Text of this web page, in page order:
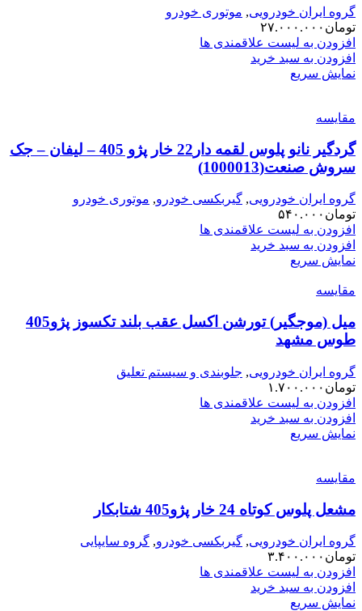
گروه ایران خودرویی, موتوری خودرو
تومان ۲۷.۰۰۰.۰۰۰
افزودن به لیست علاقمندی ها
افزودن به سبد خرید
نمایش سریع
مقایسه
گردگیر نانو پلوس لقمه دار22 خار پژو 405 – لیفان – جک
سروش صنعت(1000013)
گروه ایران خودرویی, گیربکسی خودرو, موتوری خودرو
تومان ۵۴۰.۰۰۰
افزودن به لیست علاقمندی ها
افزودن به سبد خرید
نمایش سریع
مقایسه
میل (موجگیر) تورشن اکسل عقب بلند تکسوز پژو405
طوس مشهد
گروه ایران خودرویی, جلوبندی و سیستم تعلیق
تومان ۱.۷۰۰.۰۰۰
افزودن به لیست علاقمندی ها
افزودن به سبد خرید
نمایش سریع
مقایسه
مشعل پلوس کوتاه 24 خار پژو405 شتابکار
گروه ایران خودرویی, گیربکسی خودرو, گروه سایپایی
تومان ۳.۴۰۰.۰۰۰
افزودن به لیست علاقمندی ها
افزودن به سبد خرید
نمایش سریع